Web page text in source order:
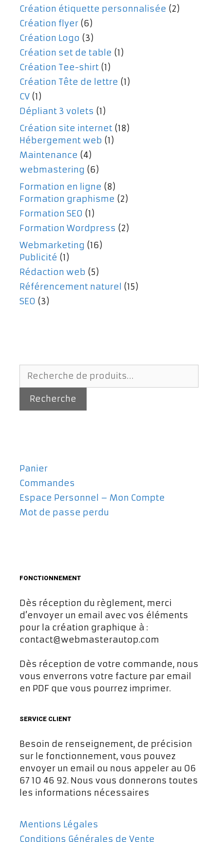
Création étiquette personnalisée (2)
Création flyer (6)
Création Logo (3)
Création set de table (1)
Création Tee-shirt (1)
Création Tête de lettre (1)
CV (1)
Dépliant 3 volets (1)
Création site internet (18)
Hébergement web (1)
Maintenance (4)
webmastering (6)
Formation en ligne (8)
Formation graphisme (2)
Formation SEO (1)
Formation Wordpress (2)
Webmarketing (16)
Publicité (1)
Rédaction web (5)
Référencement naturel (15)
SEO (3)
Recherche
pour :
Recherche
Panier
Commandes
Espace Personnel – Mon Compte
Mot de passe perdu
FONCTIONNEMENT
Dès réception du règlement, merci
d’envoyer un email avec vos éléments
pour la création graphique à :
contact@webmasterautop.com
Dès réception de votre commande, nous
vous enverrons votre facture par email
en PDF que vous pourrez imprimer.
SERVICE CLIENT
Besoin de renseignement, de précision
sur le fonctionnement, vous pouvez
envoyer un email ou nous appeler au 06
67 10 46 92. Nous vous donnerons toutes
les informations nécessaires
Mentions Légales
Conditions Générales de Vente